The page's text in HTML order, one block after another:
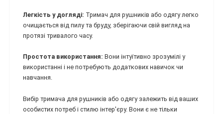
Легкість у догляді: Тримач для рушників або одягу легко
очищається від пилу та бруду, зберігаючи свій вигляд на
протязі тривалого часу.
Простота використання: Вони інтуїтивно зрозумілі у
використанні і не потребують додаткових навичок чи
навчання.
Вибір тримача для рушників або одягу залежить від ваших
особистих потреб і стилю інтер'єру. Вони є не тільки